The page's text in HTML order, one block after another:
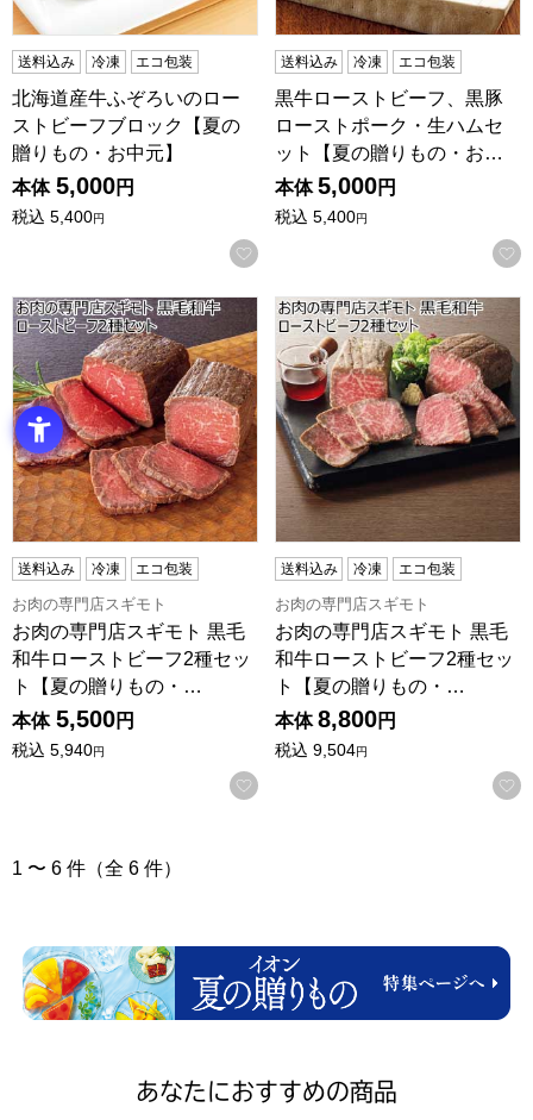
送料込み 冷凍 エコ包装
北海道産牛ふぞろいのロー
ストビーフブロック【夏の
贈りもの・お中元】
本体 5,000円
税込 5,400円
お気に入りに登録する
送料込み 冷凍 エコ包装
黒牛ローストビーフ、黒豚
ローストポーク・生ハムセ
ット【夏の贈りもの・お…
本体 5,000円
税込 5,400円
お肉の専門店スギモト 黒毛和牛ローストビーフ2種セット【
送料込み 冷凍 エコ包装
お肉の専門店スギモト
お肉の専門店スギモト 黒毛
和牛ローストビーフ2種セッ
ト【夏の贈りもの・…
本体 5,500円
税込 5,940円
お気に入りに登録する
お肉の専門店スギモト 黒毛
送料込み 冷凍 エコ包装
お肉の専門店スギモト
お肉の専門店スギモト 黒毛
和牛ローストビーフ2種セッ
ト【夏の贈りもの・…
本体 8,800円
税込 9,504円
1 〜 6 件（全 6 件）
あなたにおすすめの商品